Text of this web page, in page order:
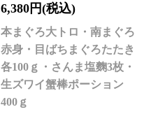
6,380円(税込)
本まぐろ大トロ・南まぐろ
赤身・目ばちまぐろたたき
各100ｇ・さんま塩麴3枚・
生ズワイ蟹棒ポーション
400ｇ